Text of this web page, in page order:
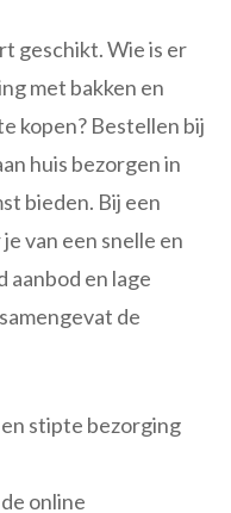
geschikt. Wie is er
met bakken en
kopen? Bestellen bij
huis bezorgen in
bieden. Bij een
van een snelle en
aanbod en lage
de
stipte bezorging
online